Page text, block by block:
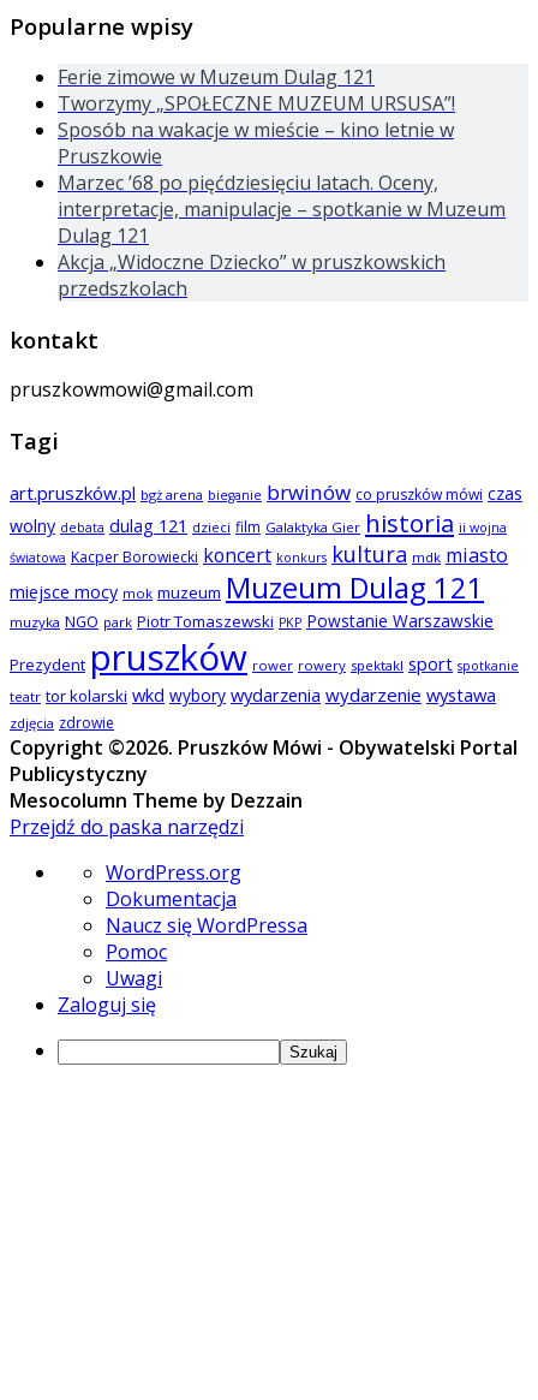
Popularne wpisy
Ferie zimowe w Muzeum Dulag 121
Tworzymy „SPOŁECZNE MUZEUM URSUSA”!
Sposób na wakacje w mieście – kino letnie w
Pruszkowie
Marzec ’68 po pięćdziesięciu latach. Oceny,
interpretacje, manipulacje – spotkanie w Muzeum
Dulag 121
Akcja „Widoczne Dziecko” w pruszkowskich
przedszkolach
kontakt
pruszkowmowi@gmail.com
Tagi
art.pruszków.pl bgż arena bieganie brwinów co pruszków mówi czas
wolny debata dulag 121 dzieci film Galaktyka Gier historia ii wojna
światowa Kacper Borowiecki koncert konkurs kultura mdk miasto
miejsce mocy mok muzeum Muzeum Dulag 121
muzyka NGO park Piotr Tomaszewski PKP Powstanie Warszawskie
Prezydent pruszków rower rowery spektakl sport spotkanie
teatr tor kolarski wkd wybory wydarzenia wydarzenie wystawa
zdjęcia zdrowie
Copyright ©2026. Pruszków Mówi - Obywatelski Portal
Publicystyczny
Mesocolumn Theme by Dezzain
Przejdź do paska narzędzi
WordPressie
WordPress.org
Dokumentacja
Naucz się WordPressa
Pomoc
Uwagi
Zaloguj się
Szukaj